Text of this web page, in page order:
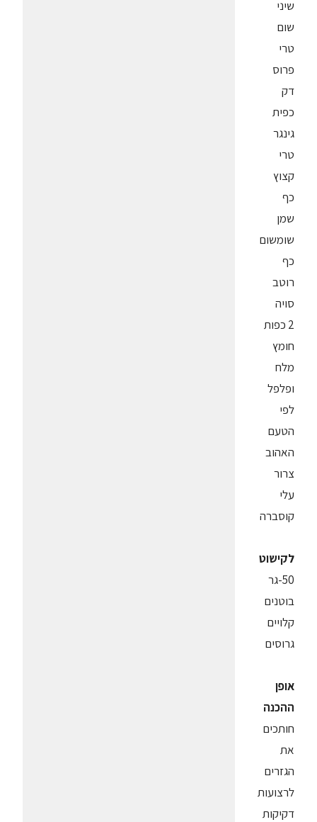
שיני
שום
טרי
פרוס
דק
כפית
גינגר
טרי
קצוץ
כף
שמן
שומשום
כף
רוטב
סויה
2 כפות
חומץ
מלח
ופלפל
לפי
הטעם
האהוב
צרור
עלי
קוסברה
לקישוט
50-גר
בוטנים
קלויים
גרוסים
אופן
ההכנה
חותכים
את
הגזרים
לרצועות
דקיקות